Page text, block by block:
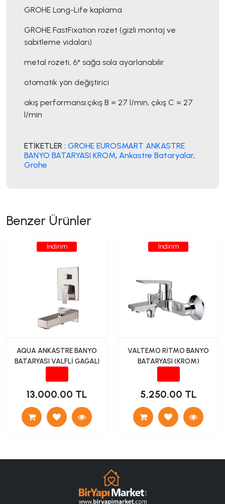
GROHE Long-Life kaplama
GROHE FastFixation rozet (gizli montaj ve
sabitleme vidaları)
metal rozeti, 6° sağa sola ayarlanabilir
otomatik yön değiştirici
akış performansı:çıkış B = 27 l/min, çıkış C = 27
l/min
ETİKETLER : GROHE EUROSMART ANKASTRE
BANYO BATARYASI KROM, Ankastre Bataryalar,
Grohe
Benzer Ürünler
İndirim
AQUA ANKASTRE BANYO
BATARYASI VALFLİ GAGALI
13,000.00 TL
İndirim
VALTEMO RİTMO BANYO
BATARYASI (KROM)
5,250.00 TL